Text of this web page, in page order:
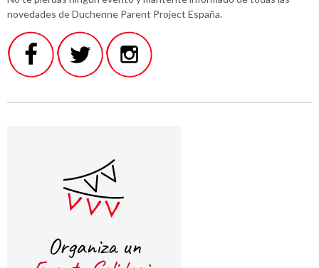
novedades de Duchenne Parent Project España.